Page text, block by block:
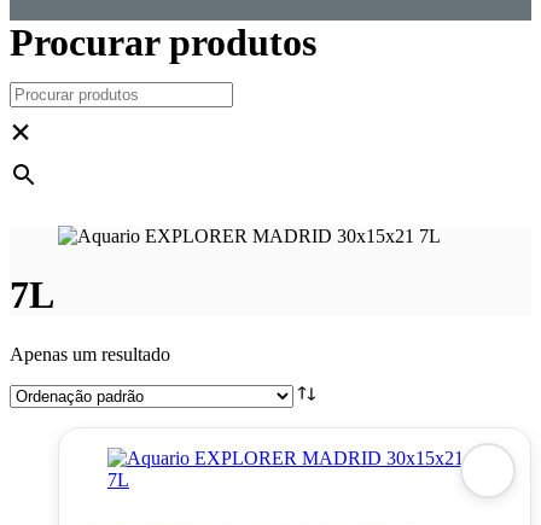
Procurar produtos
×
7L
Apenas um resultado